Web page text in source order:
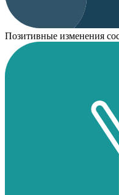
Позитивные изменения